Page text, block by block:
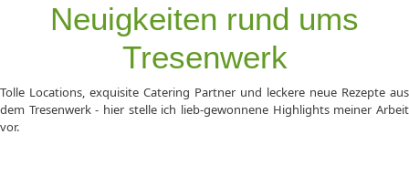
Neuigkeiten rund ums
Tresenwerk
Tolle Locations, exquisite Catering Partner und leckere neue Rezepte aus
dem Tresenwerk - hier stelle ich lieb-gewonnene Highlights meiner Arbeit
vor.